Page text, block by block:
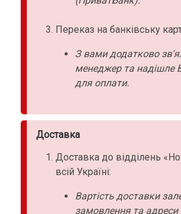
Переказ на банківську
З вами додатково
менеджер та надішле
для оплати.
Доставка
Доставка до відділень
всій Україні:
Вартість доставки
замовлення та адреси